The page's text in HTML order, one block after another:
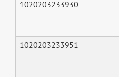
1020203233930
1020203233951